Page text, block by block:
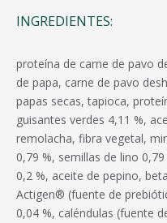
INGREDIENTES:
proteína de carne de pavo
de papa, carne de pavo
papas secas, tapioca,
guisantes verdes 4,11 %,
remolacha, fibra vegetal,
0,79 %, semillas de lino
0,2 %, aceite de pepino,
Actigen® (fuente de
0,04 %, caléndulas (fuente